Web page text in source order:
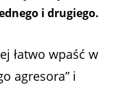
i drugiego.
łatwo wpaść w
agresora” i